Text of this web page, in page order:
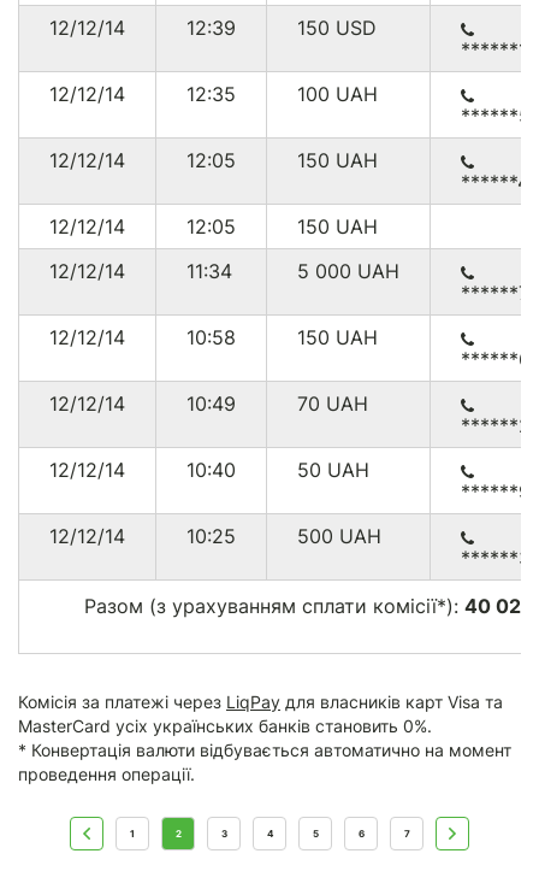
12/12/14 12:39 150 USD
12/12/14
12:35 100 UAH
12/12/14
12:05 150 UAH
12/12/14
12:05 150 UAH
12/12/14
11:34 5 000 UAH
12/12/14
10:58 150 UAH
12/12/14
10:49 70 UAH
12/12/14
10:40 50 UAH
12/12/14
10:25 500 UAH
Разом (з урахуванням сплати комісії*): 40
Комісія за платежі через LiqPay для власників карт Visa та
MasterCard усіх українських банків становить 0%.
* Конвертація валюти відбувається автоматично на момент
проведення операції.
1 2 3 4 5 6 7